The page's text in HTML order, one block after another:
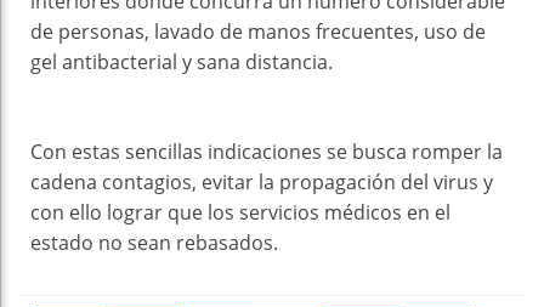
de personas, lavado de manos frecuentes, uso de
gel antibacterial y sana distancia.
Con estas sencillas indicaciones se busca romper la
cadena contagios, evitar la propagación del virus y
con ello lograr que los servicios médicos en el
estado no sean rebasados.